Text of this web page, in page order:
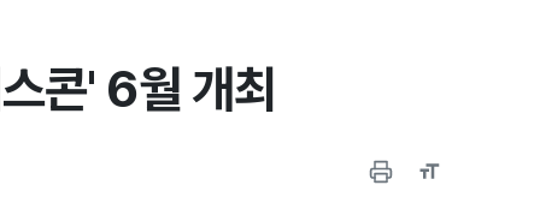
콘' 6월 개최